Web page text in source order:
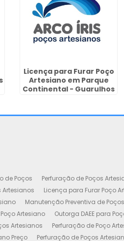
Licença para Furar Poço
Artesiano em Parque
Continental - Guarulhos
de Poços Perfuração de Poços
Artesianos
Licença para Furar Poço
Manutenção Preventiva de
Artesiano
Outorga DAEE para
Artesianos
Perfuração de Poço
Preço
Perfuração de Poços